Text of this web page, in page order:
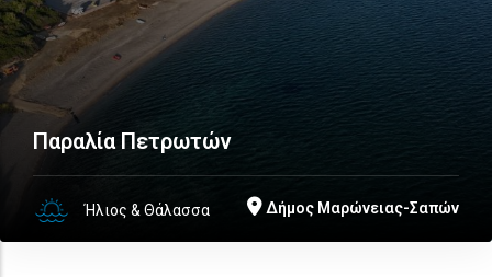
Παραλία Πετρωτών
Ήλιος & Θάλασσα Δήμος Μαρώνειας-Σαπών